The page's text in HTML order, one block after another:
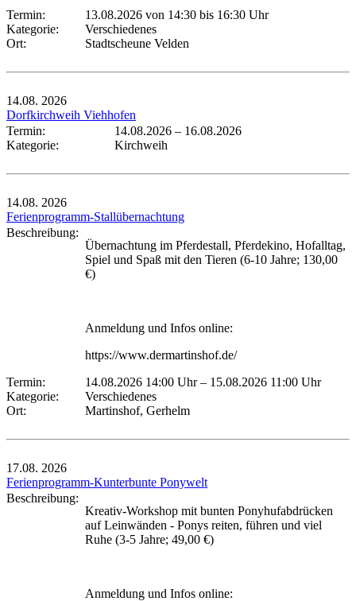
Termin: 13.08.2026 von 14:30 bis 16:30 Uhr
Kategorie:
Verschiedenes
Ort:
Stadtscheune Velden
14.08. 2026
Dorfkirchweih Viehhofen
Termin:
14.08.2026 – 16.08.2026
Kategorie:
Kirchweih
14.08. 2026
Ferienprogramm-Stallübernachtung
Beschreibung:
Übernachtung im Pferdestall, Pferdekino, Hofalltag,
Spiel und Spaß mit den Tieren (6-10 Jahre; 130,00
€)
Anmeldung und Infos online:
https://www.dermartinshof.de/
Termin:
14.08.2026 14:00 Uhr– 15.08.2026 11:00 Uhr
Kategorie:
Verschiedenes
Ort:
Martinshof, Gerhelm
17.08. 2026
Ferienprogramm-Kunterbunte Ponywelt
Beschreibung:
Kreativ-Workshop mit bunten Ponyhufabdrücken
auf Leinwänden - Ponys reiten, führen und viel
Ruhe (3-5 Jahre; 49,00 €)
Anmeldung und Infos online: